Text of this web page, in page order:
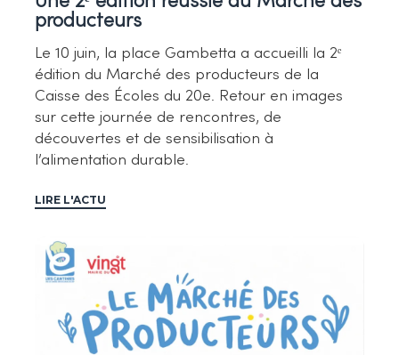
producteurs
Le 10 juin, la place Gambetta a accueilli la 2ᵉ
édition du Marché des producteurs de la
Caisse des Écoles du 20e. Retour en images
sur cette journée de rencontres, de
découvertes et de sensibilisation à
l’alimentation durable.
LIRE L'ACTU